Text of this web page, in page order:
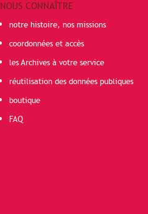
NOUS CONNAÎTRE
notre histoire, nos missions
coordonnées et accès
les Archives à votre service
réutilisation des données publiques
boutique
FAQ